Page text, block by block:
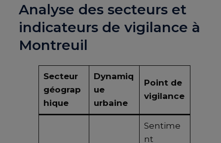
Analyse des secteurs et
indicateurs de vigilance à
Montreuil
Secteur
géograp
hique
Dynamiq
ue
urbaine
Point de
vigilance
Sentime
nt